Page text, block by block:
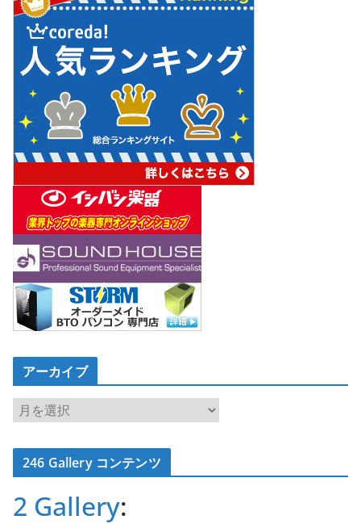
アーカイブ
ア
ー
カ
イ246 Gallery コンテンツ
2 Gallery: